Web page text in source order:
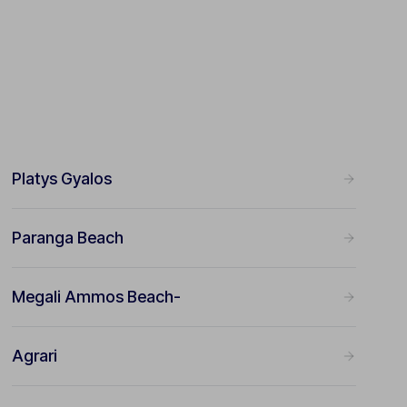
Platys Gyalos
Paranga Beach
Megali Ammos Beach-
Agrari